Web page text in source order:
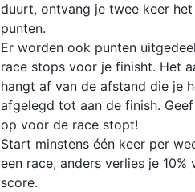
duurt, ontvang je twee keer
punten.
Er worden ook punten
race stops voor je finisht. Het
hangt af van de afstand die je
afgelegd tot aan de finish.
op voor de race stopt!
Start minstens één keer per
een race, anders verlies je 10%
score.